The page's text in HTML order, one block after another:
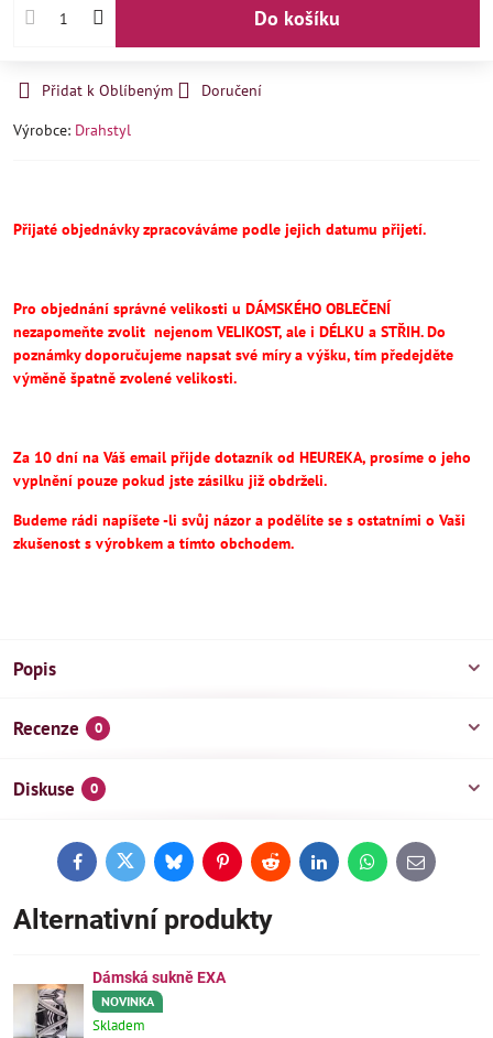
Do košíku
Přidat k Oblíbeným
Doručení
Výrobce: Drahstyl
Přijaté objednávky zpracováváme podle jejich datumu přijetí.
Pro objednání správné velikosti u DÁMSKÉHO OBLEČENÍ
nezapomeňte zvolit nejenom VELIKOST, ale i DÉLKU a STŘIH.Do
poznámky doporučujeme napsat své míry a výšku, tím předejděte
výměně špatně zvolené velikosti.
Za 10 dní na Váš email přijde dotazník od HEUREKA, prosíme o jeho
vyplnění pouze pokud jste zásilku již obdrželi.
Budeme rádi napíšete -li svůj názor a podělíte se s ostatními o Vaši
zkušenost s výrobkem a tímto obchodem.
Popis
Recenze 0
Diskuse 0
FacebookTwitterBlueskyPinterestReddit LinkedInWhatsApp
E-
mail
Alternativní produkty
Dámská sukně EXA
NOVINKA
Skladem